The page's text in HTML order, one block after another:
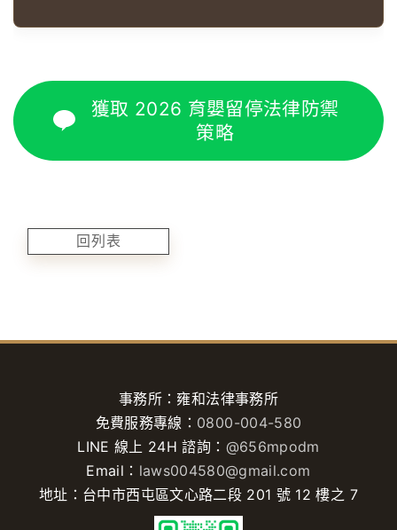
獲取 2026 育嬰留停法律防禦
策略
回列表
事務所：雍和法律事務所
免費服務專線： 0800-004-580
LINE 線上 24H 諮詢： @656mpodm
Email： laws004580@gmail.com
地址：台中市西屯區文心路二段 201 號 12 樓之 7